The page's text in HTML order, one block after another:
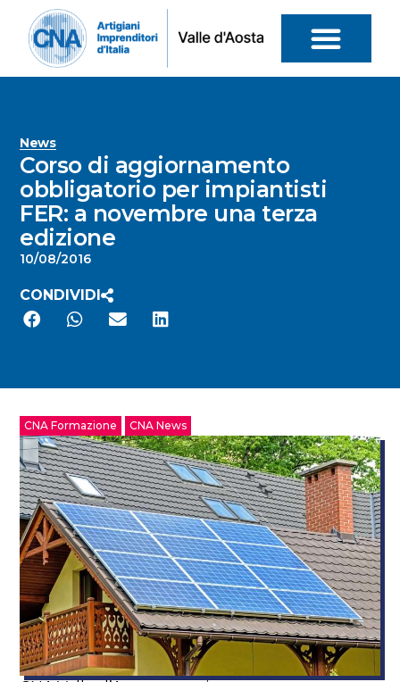
News
Corso di aggiornamento
obbligatorio per impiantisti
FER: a novembre una terza
edizione
10/08/2016
CONDIVIDI
CNA Formazione CNA News